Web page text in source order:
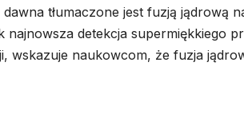
tłumaczone jest fuzją jądrową
najnowsza detekcja supermiękkiego
wskazuje naukowcom, że fuzja